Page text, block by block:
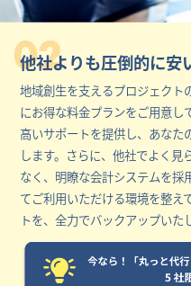
02
他社よりも圧倒的に安
地域創生を支えるプロジェクト
にお得な料金プランをご用意し
高いサポートを提供し、あなた
します。さらに、他社でよく
なく、明瞭な会計システムを採
てご利用いただける環境を整え
トを、全力でバックアップいた